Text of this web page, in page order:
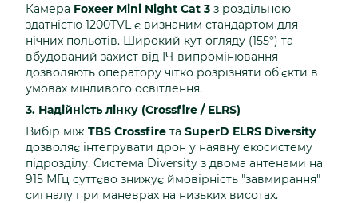
Камера Foxeer Mini Night Cat 3 з роздільною
здатністю 1200TVL є визнаним стандартом для
нічних польотів. Широкий кут огляду (155°) та
вбудований захист від ІЧ-випромінювання
дозволяють оператору чітко розрізняти об’єкти в
умовах мінливого освітлення.
3. Надійність лінку (Crossfire / ELRS)
Вибір між TBS Crossfire та SuperD ELRS Diversity
дозволяє інтегрувати дрон у наявну екосистему
підрозділу. Система Diversity з двома антенами на
915 МГц суттєво знижує ймовірність "завмирання"
сигналу при маневрах на низьких висотах.